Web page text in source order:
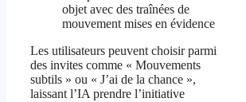
objet avec des traînées de
mouvement mises en évidence
Les utilisateurs peuvent choisir parmi
des invites comme « Mouvements
subtils » ou « J’ai de la chance »,
laissant l’IA prendre l’initiative